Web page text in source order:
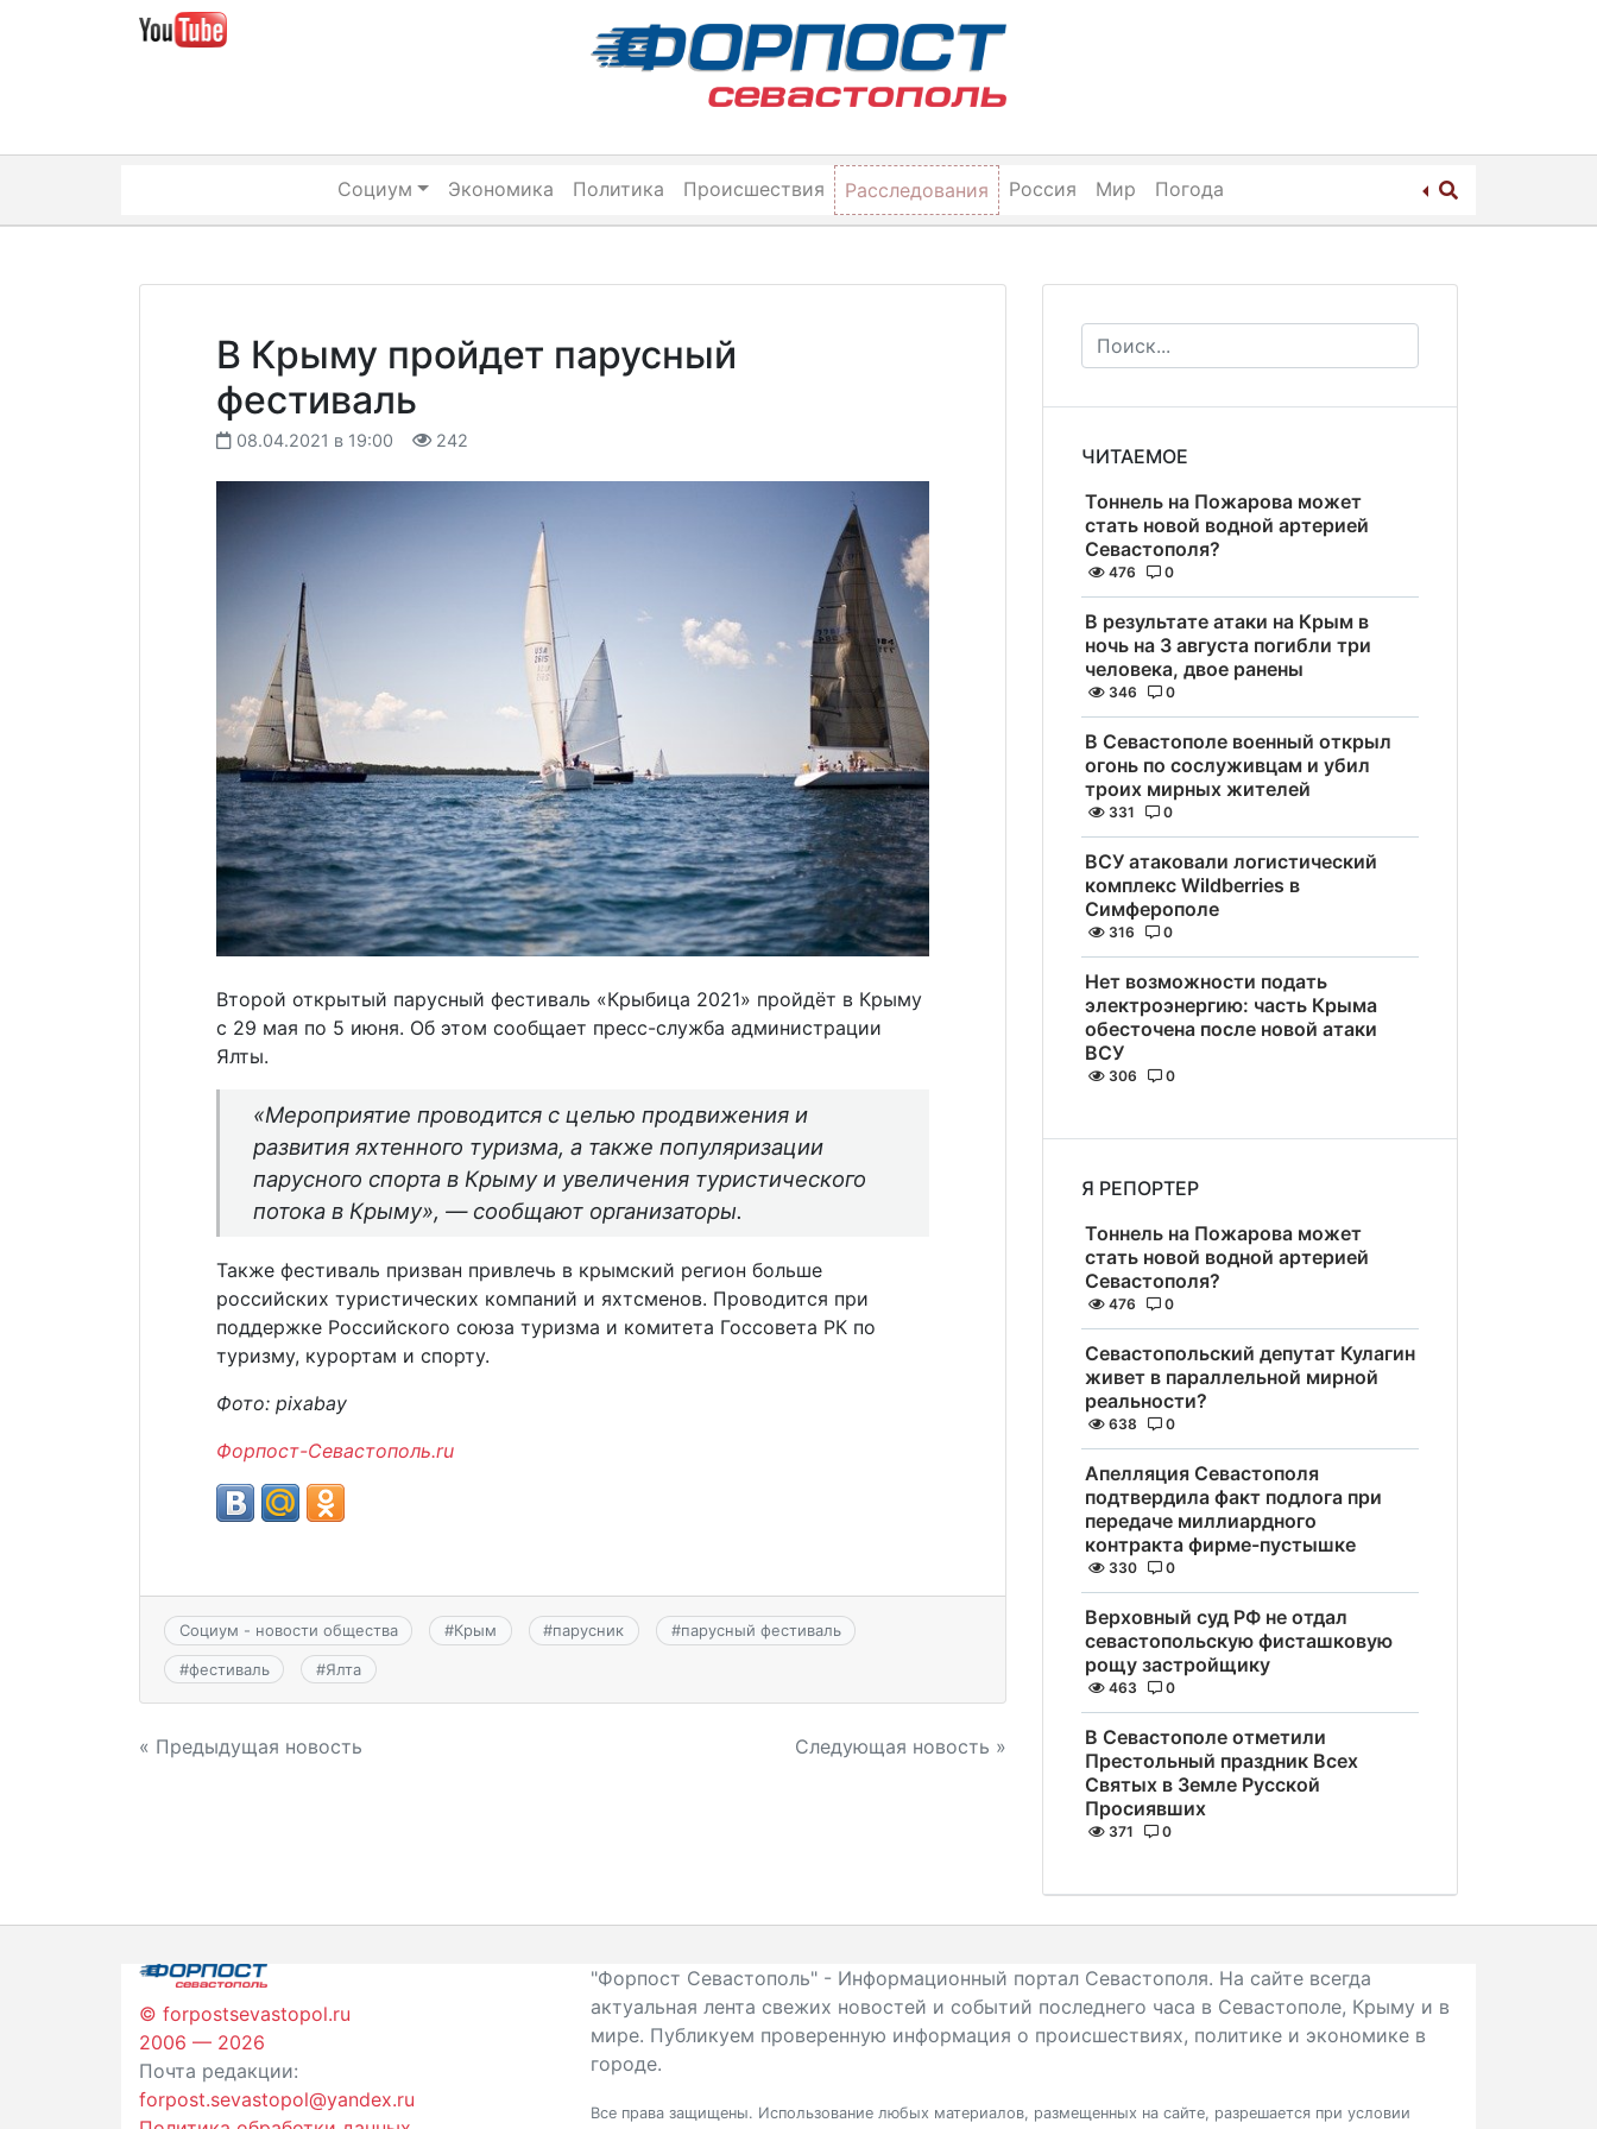
Социум Экономика Политика Происшествия Расследования Россия Мир Погода
В Крыму пройдет парусный
фестиваль
08.04.2021 в 19:00 242
Второй открытый парусный фестиваль «Крыбица 2021» пройдёт в Крыму
с 29 мая по 5 июня. Об этом сообщает пресс-служба администрации
Ялты.
«Мероприятие проводится с целью продвижения и
развития яхтенного туризма, а также популяризации
парусного спорта в Крыму и увеличения туристического
потока в Крыму», — сообщают организаторы.
Также фестиваль призван привлечь в крымский регион больше
российских туристических компаний и яхтсменов. Проводится при
поддержке Российского союза туризма и комитета Госсовета РК по
туризму, курортам и спорту.
Фото: pixabay
Форпост-Севастополь.ru
Социум - новости общества #Крым #парусник #парусный фестиваль
#фестиваль #Ялта
Навигация
« Предыдущая новость Следующая новость »
ЧИТАЕМОЕ
Тоннель на Пожарова может
стать новой водной артерией
Севастополя?
476 0
В результате атаки на Крым в
ночь на 3 августа погибли три
человека, двое ранены
346 0
В Севастополе военный открыл
огонь по сослуживцам и убил
троих мирных жителей
331 0
ВСУ атаковали логистический
комплекс Wildberries в
Симферополе
316 0
Нет возможности подать
электроэнергию: часть Крыма
обесточена после новой атаки
ВСУ
306 0
Я РЕПОРТЕР
Тоннель на Пожарова может
стать новой водной артерией
Севастополя?
476 0
Севастопольский депутат Кулагин
живет в параллельной мирной
реальности?
638 0
Апелляция Севастополя
подтвердила факт подлога при
передаче миллиардного
контракта фирме-пустышке
330 0
Верховный суд РФ не отдал
севастопольскую фисташковую
рощу застройщику
463 0
В Севастополе отметили
Престольный праздник Всех
Святых в Земле Русской
Просиявших
371 0
© forpostsevastopol.ru
2006 — 2026
Почта редакции:
forpost.sevastopol@yandex.ru
"Форпост Севастополь" - Информационный портал Севастополя. На сайте всегда
актуальная лента свежих новостей и событий последнего часа в Севастополе, Крыму и в
мире. Публикуем проверенную информация о происшествиях, политике и экономике в
городе.
Все права защищены. Использование любых материалов, размещенных на сайте, разрешается при условии